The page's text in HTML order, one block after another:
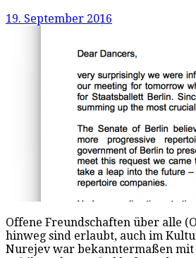
19. September 2016
Offene Freundschaften über alle
hinweg sind erlaubt, auch im
Nurejev war bekanntermaßen mit